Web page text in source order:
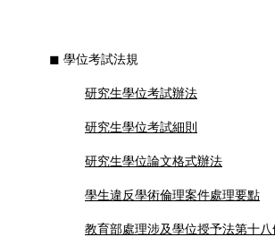
◼︎ 學位考試法規
研究生學位考試辦法
研究生學位考試細則
研究生學位論文格式辦法
學生違反學術倫理案件處理要點
教育部處理涉及學位授予法第十